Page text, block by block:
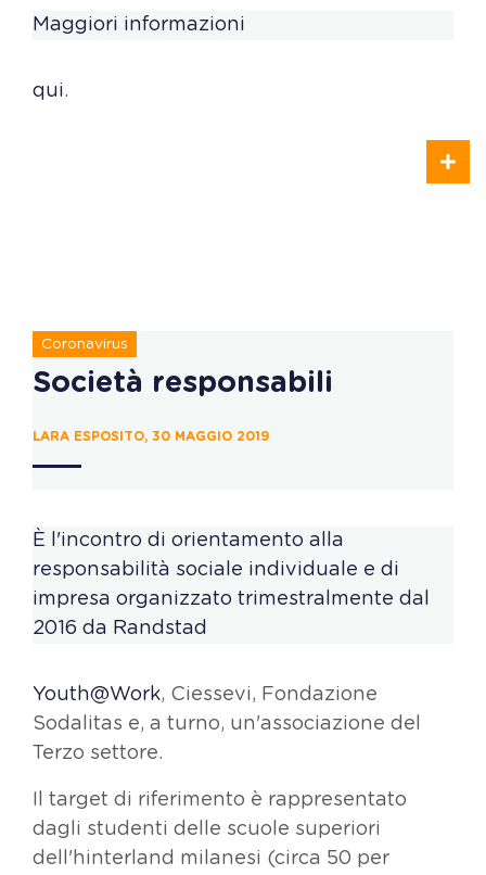
Maggiori informazioni
qui.
Coronavirus
Società responsabili
LARA ESPOSITO, 30 MAGGIO 2019
È l'incontro di orientamento alla
responsabilità sociale individuale e di
impresa organizzato trimestralmente dal
2016 da Randstad
Youth@Work, Ciessevi, Fondazione
Sodalitas e, a turno, un'associazione del
Terzo settore.
Il target di riferimento è rappresentato
dagli studenti delle scuole superiori
dell'hinterland milanesi (circa 50 per